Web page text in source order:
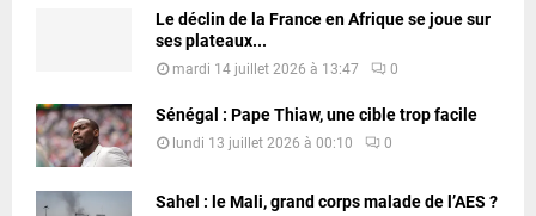
Le déclin de la France en Afrique se joue sur
ses plateaux...
mardi 14 juillet 2026 à 13:47 0
Sénégal : Pape Thiaw, une cible trop facile
lundi 13 juillet 2026 à 00:10 0
Sahel : le Mali, grand corps malade de l’AES ?